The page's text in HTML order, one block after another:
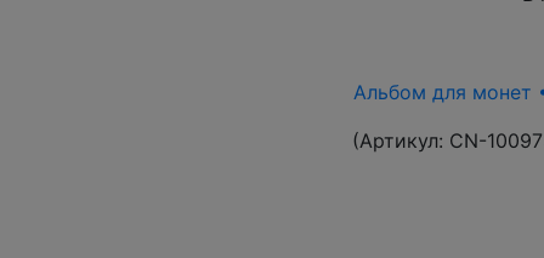
Альбом для монет
(Артикул: CN-